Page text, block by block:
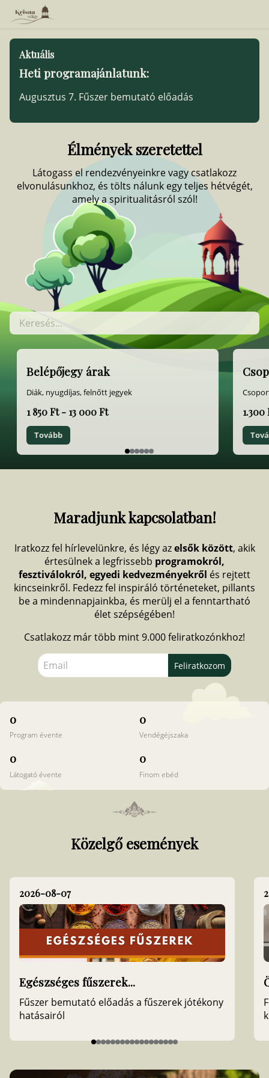
Aktuális
Heti programajánlatunk:
Augusztus 7. Fűszer bemutató előadás
Élmények szeretettel
Látogass el rendezvényeinkre vagy csatlakozz
elvonulásunkhoz, és tölts nálunk egy teljes hétvégét,
amely a spiritualitásról szól!
Belépőjegy árak
Diák, nyugdíjas, felnőtt jegyek
1 850 Ft - 13 000 Ft
Tovább
Maradjunk kapcsolatban!
Iratkozz fel hírlevelünkre, és légy azelsők között, akik
értesülnek a legfrissebb programokról,
fesztiválokról, egyedi kedvezményekről és rejtett
kincseinkről. Fedezz fel inspiráló történeteket, pillants
be a mindennapjainkba, és merülj el a fenntartható
élet szépségében!
Csatlakozz már több mint 9.000 feliratkozónkhoz!
Feliratkozom
0
Program évente
0
Vendégéjszaka
0
Látogató évente
0
Finom ebéd
Közelgő események
2026-08-07
Egészséges fűszerek...
Fűszer bemutató előadás a fűszerek jótékony
hatásairól